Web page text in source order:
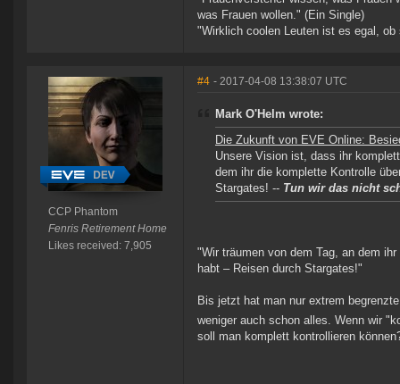
was Frauen wollen." (Ein Single)
"Wirklich coolen Leuten ist es egal,
CCP Phantom
Fenris Retirement Home
Likes received: 7,905
#4 - 2017-04-08 13:38:07 UTC
Mark O'Helm wrote:
Die Zukunft von EVE Online:
Unsere Vision ist, dass ihr
dem ihr die komplette Kontrolle
Stargates! -- Tun wir das nicht
"Wir träumen von dem Tag, an dem
habt – Reisen durch Stargates!"
Bis jetzt hat man nur extrem
weniger auch schon alles. Wenn wir
soll man komplett kontrollieren